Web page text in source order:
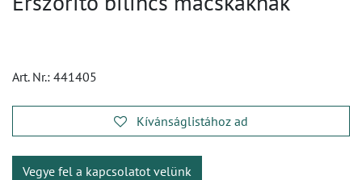
Art. Nr.: 441405
Kívánságlistához ad
Vegye fel a kapcsolatot velünk